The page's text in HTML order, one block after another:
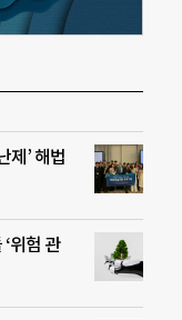
제’ 해법
위험 관